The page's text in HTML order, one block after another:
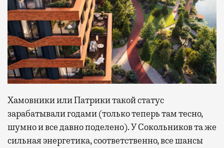
Хамовники или Патрики такой статус
зарабатывали годами (только теперь там тесно,
шумно и все давно поделено). У Сокольников та же
сильная энергетика, соответственно, все шансы